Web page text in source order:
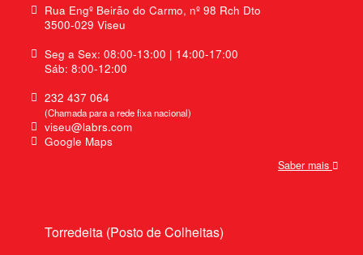
Rua Engº Beirão do Carmo, nº 98 Rch Dto
3500-029 Viseu
Seg a Sex: 08:00-13:00 | 14:00-17:00
Sáb: 8:00-12:00
232 437 064
(Chamada para a rede fixa nacional)
viseu@labrs.com
Google Maps
Saber mais
Torredeita (Posto de Colheitas)